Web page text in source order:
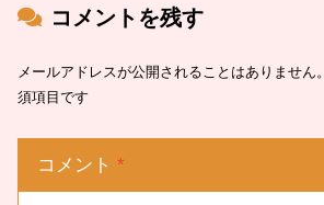
コメントを残す
メールアドレスが公開されることはありません。
須項目です
コメント *